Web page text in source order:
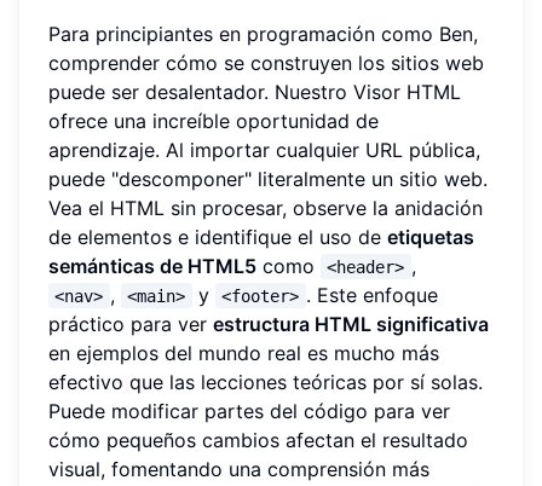
Para principiantes en programación como Ben,
comprender cómo se construyen los sitios web
puede ser desalentador. Nuestro Visor HTML
ofrece una increíble oportunidad de
aprendizaje. Al importar cualquier URL pública,
puede "descomponer" literalmente un sitio web.
Vea el HTML sin procesar, observe la anidación
de elementos e identifique el uso de etiquetas
semánticas de HTML5 como <header> ,
<nav> , <main> y <footer> . Este enfoque
práctico para ver estructura HTML significativa
en ejemplos del mundo real es mucho más
efectivo que las lecciones teóricas por sí solas.
Puede modificar partes del código para ver
cómo pequeños cambios afectan el resultado
visual, fomentando una comprensión más